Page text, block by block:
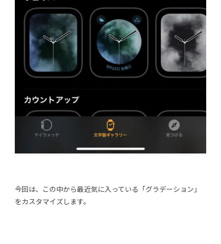
今回は、この中から最近気に入っている「グラデーション」
をカスタマイズします。